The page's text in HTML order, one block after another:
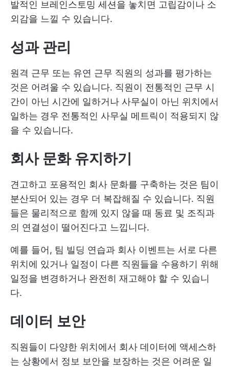
발적인 브레인스토밍 세션을 놓치면 고립감이나 소
외감을 느낄 수 있습니다.
성과 관리
원격 근무 또는 유연 근무 직원의 성과를 평가하는
것은 어려울 수 있습니다. 직원이 전통적인 근무 시
간이 아닌 시간에 일하거나 사무실이 아닌 위치에서
일하는 경우 전통적인 사무실 메트릭이 적용되지 않
을 수 있습니다.
회사 문화 유지하기
견고하고 포용적인 회사 문화를 구축하는 것은 팀이
분산되어 있는 경우 더 복잡해질 수 있습니다. 직원
들은 물리적으로 함께 있지 않을 때 동료 및 조직과
의 연결성이 떨어진다고 느낍니다.
예를 들어, 팀 빌딩 연습과 회사 이벤트는 서로 다른
위치에 있거나 일정이 다른 직원들을 수용하기 위해
일정을 변경하거나 완전히 재고해야 할 수 있습니
다.
데이터 보안
직원들이 다양한 위치에서 회사 데이터에 액세스하
는 상황에서 정보 보안을 보장하는 것은 어려운 일